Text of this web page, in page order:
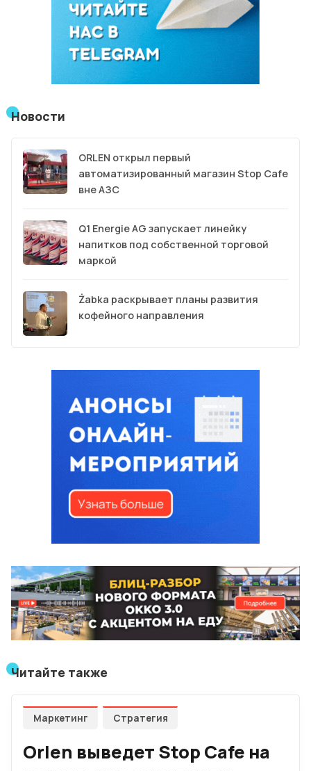
Новости
ORLEN открыл первый
автоматизированный магазин Stop Cafe
вне АЗС
Q1 Energie AG запускает линейку
напитков под собственной торговой
маркой
Żabka раскрывает планы развития
кофейного направления
Читайте также
Маркетинг Стратегия
Orlen выведет Stop Cafe на